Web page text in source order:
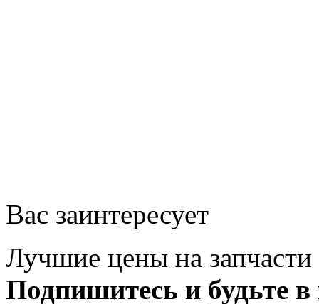
Вас заинтересует
Лучшие цены на запчасти
Подпишитесь и будьте в